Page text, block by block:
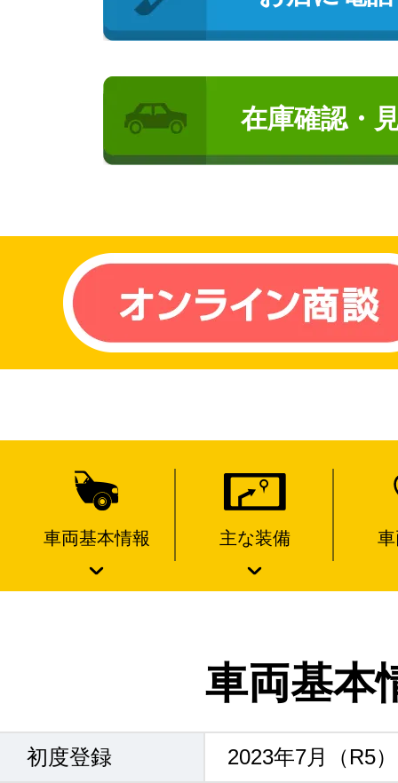
在庫確認・
車両基本情報 主な装備
車両基本
初度登録 2023年7月（R5）